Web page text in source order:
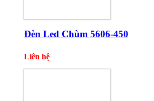
Đèn Led Chùm 5606-450
Liên hệ